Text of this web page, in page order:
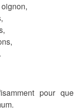
pour que